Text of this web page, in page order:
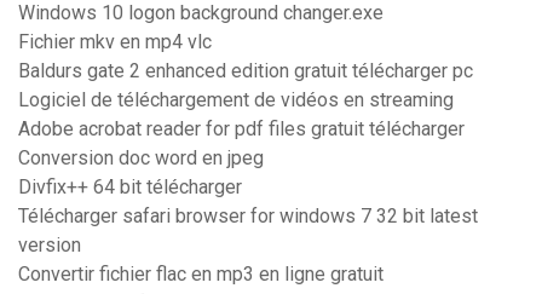
Windows 10 logon background changer.exe
Fichier mkv en mp4 vlc
Baldurs gate 2 enhanced edition gratuit télécharger pc
Logiciel de téléchargement de vidéos en streaming
Adobe acrobat reader for pdf files gratuit télécharger
Conversion doc word en jpeg
Divfix++ 64 bit télécharger
Télécharger safari browser for windows 7 32 bit latest
version
Convertir fichier flac en mp3 en ligne gratuit